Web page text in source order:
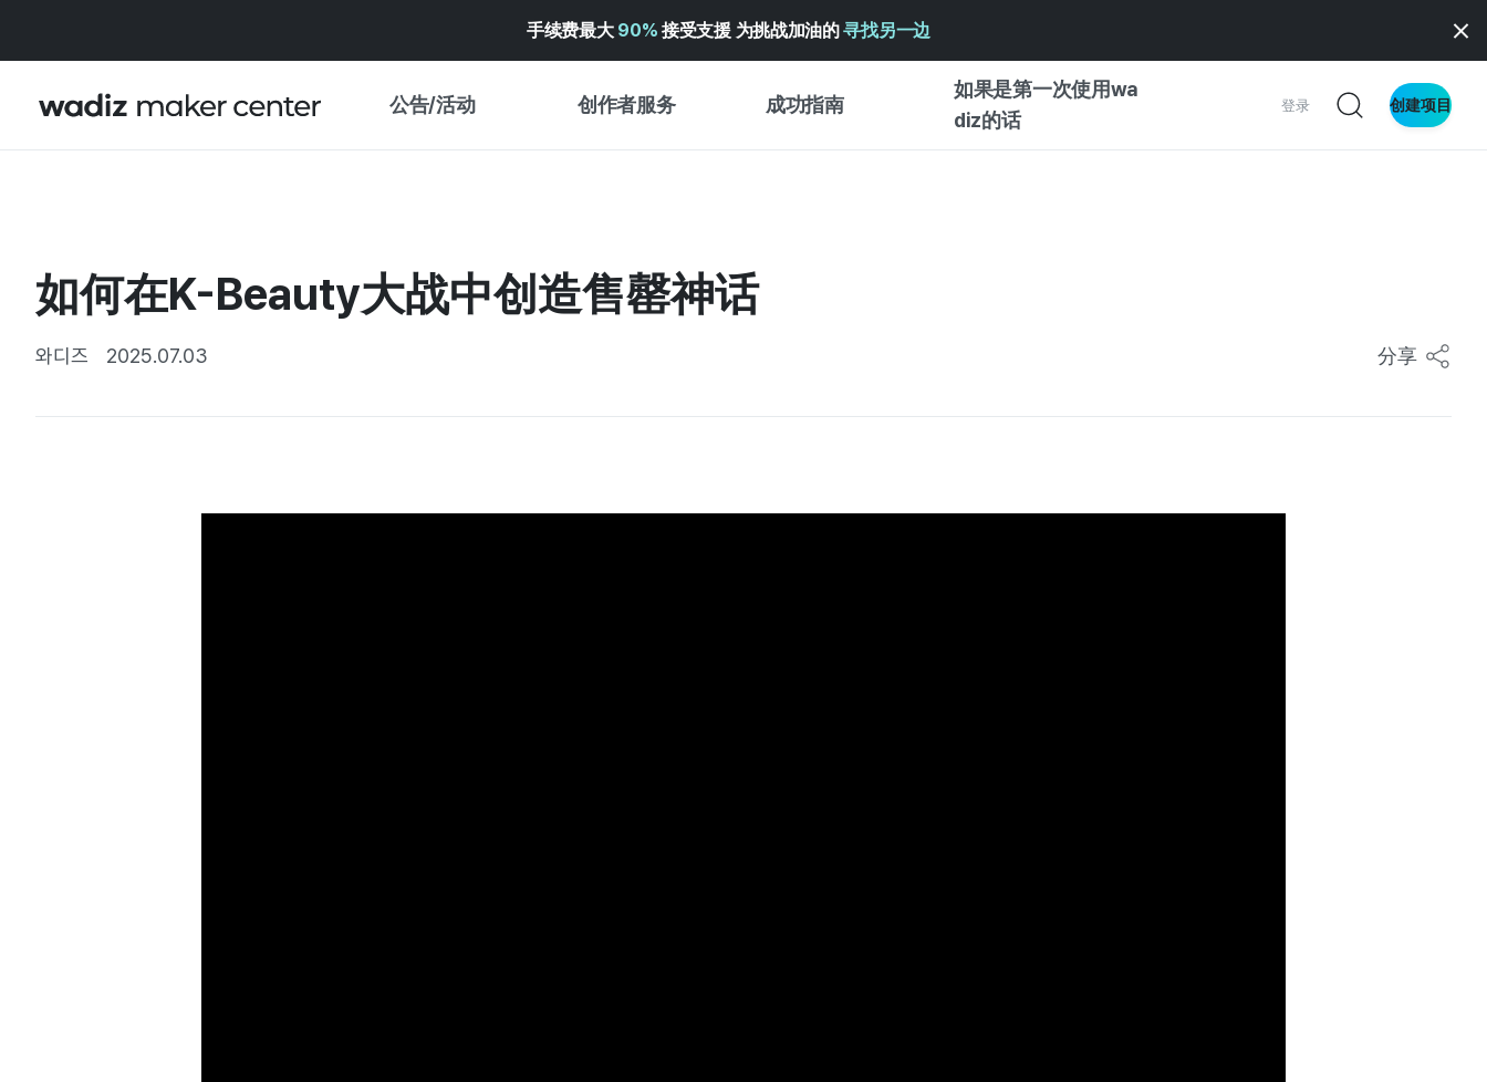
手续费最大 90% 接受支援 为挑战加油的寻找另一边
公告/活动 创作者服务 成功指南
如果是第一次使用wa
diz的话
登录 创建项目
我的 WADIZ
重要更新
新闻稿
特展日历
帮助中心 ↗︎
WADIZ 奖励 ↗︎
WADIZ SCHOOL
成功项目故事
如何在K-Beauty大战中创造售罄神话
와디즈 2025.07.03 分享